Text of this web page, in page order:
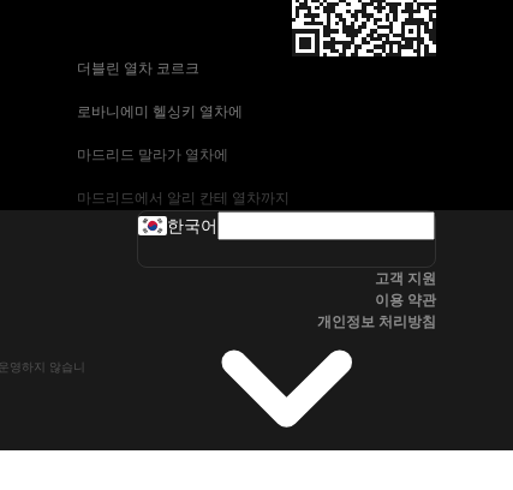
더블린 열차 코르크
로바니에미 헬싱키 열차에
마드리드 말라가 열차에
마드리드에서 알리 칸테 열차까지
바르셀로나-말라가 열차
서울~울산열차
영하지 않습니
한국어
고객 지원
이용 약관
개인정보 처리방침